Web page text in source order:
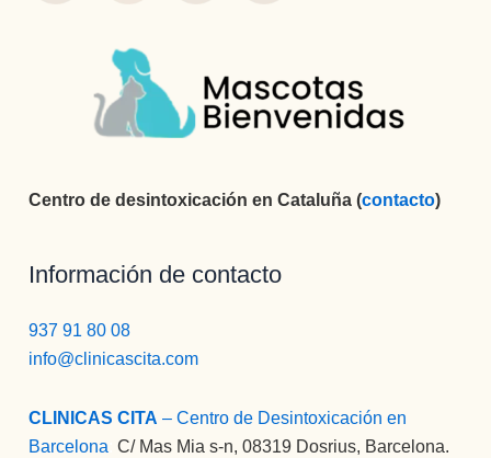
Centro de desintoxicación en Cataluña (contacto)
Información de contacto
937 91 80 08
info@clinicascita.com
CLINICAS CITA – Centro de Desintoxicación en
Barcelona :C/ Mas Mia s-n, 08319 Dosrius, Barcelona.